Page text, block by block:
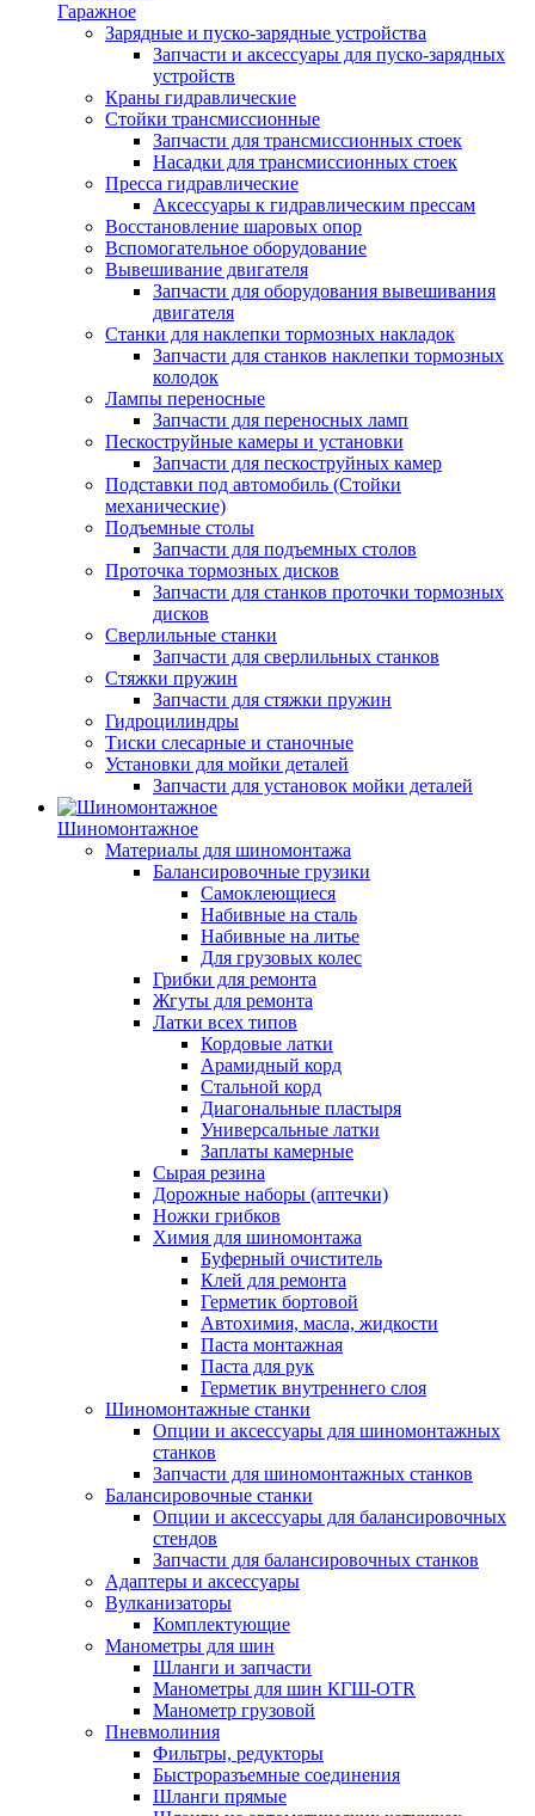
Гаражное
Зарядные и пуско-зарядные устройства
Запчасти и аксессуары для пуско-зарядных
устройств
Краны гидравлические
Стойки трансмиссионные
Запчасти для трансмиссионных стоек
Насадки для трансмиссионных стоек
Пресса гидравлические
Аксессуары к гидравлическим прессам
Восстановление шаровых опор
Вспомогательное оборудование
Вывешивание двигателя
Запчасти для оборудования вывешивания
двигателя
Станки для наклепки тормозных накладок
Запчасти для станков наклепки тормозных
колодок
Лампы переносные
Запчасти для переносных ламп
Пескоструйные камеры и установки
Запчасти для пескоструйных камер
Подставки под автомобиль (Стойки
механические)
Подъемные столы
Запчасти для подъемных столов
Проточка тормозных дисков
Запчасти для станков проточки тормозных
дисков
Сверлильные станки
Запчасти для сверлильных станков
Стяжки пружин
Запчасти для стяжки пружин
Гидроцилиндры
Тиски слесарные и станочные
Установки для мойки деталей
Запчасти для установок мойки деталей
Шиномонтажное
Материалы для шиномонтажа
Балансировочные грузики
Самоклеющиеся
Набивные на сталь
Набивные на литье
Для грузовых колес
Грибки для ремонта
Жгуты для ремонта
Латки всех типов
Кордовые латки
Арамидный корд
Стальной корд
Диагональные пластыря
Универсальные латки
Заплаты камерные
Сырая резина
Дорожные наборы (аптечки)
Ножки грибков
Химия для шиномонтажа
Буферный очиститель
Клей для ремонта
Герметик бортовой
Автохимия, масла, жидкости
Паста монтажная
Паста для рук
Герметик внутреннего слоя
Шиномонтажные станки
Опции и аксессуары для шиномонтажных
станков
Запчасти для шиномонтажных станков
Балансировочные станки
Опции и аксессуары для балансировочных
стендов
Запчасти для балансировочных станков
Адаптеры и аксессуары
Вулканизаторы
Комплектующие
Манометры для шин
Шланги и запчасти
Манометры для шин КГШ-OTR
Манометр грузовой
Пневмолиния
Фильтры, редукторы
Быстроразъемные соединения
Шланги прямые